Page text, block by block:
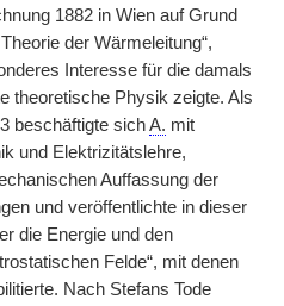
1882 in Wien auf Grund
der Wärmeleitung“,
Interesse für die damals
theoretische Physik zeigte. Als
beschäftigte sichA. mit
und Elektrizitätslehre,
Auffassung der
und veröffentlichte in dieser
die Energie und den
Felde“, mit denen
Nach Stefans Tode